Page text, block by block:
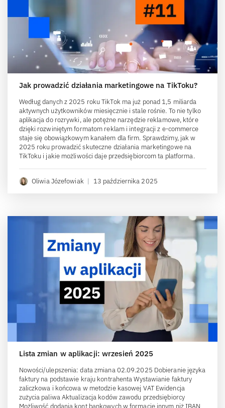
Jak prowadzić działania marketingowe na TikToku?
Według danych z 2025 roku TikTok ma już ponad 1,5 miliarda
aktywnych użytkowników miesięcznie i stale rośnie. To nie tylko
aplikacja do rozrywki, ale potężne narzędzie reklamowe, które
dzięki rozwiniętym formatom reklam i integracji z e-commerce
staje się obowiązkowym kanałem dla firm. Sprawdzimy, jak w
2025 roku prowadzić skuteczne działania marketingowe na
TikToku i jakie możliwości daje przedsiębiorcom ta platforma.
Oliwia Józefowiak | 13 października 2025
Lista zmian w aplikacji: wrzesień 2025
Nowości/ulepszenia: data zmiana 02.09.2025 Dobieranie języka
faktury na podstawie kraju kontrahenta Wystawianie faktury
zaliczkowa i końcowa w metodzie kasowej VAT Ewidencja
zużycia paliwa Aktualizacja kodów zawodu przedsiębiorcy
Możliwość dodania kont bankowych w formacie innym niż IBAN